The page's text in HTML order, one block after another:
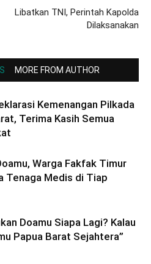
Libatkan TNI, Perintah Kapolda
Dilaksanakan
MORE FROM AUTHOR
Kemenangan Pilkada
Terima Kasih Semua
Warga Fakfak Timur
Tenaga Medis di Tiap
Doamu Siapa Lagi? Kalau
Papua Barat Sejahtera”